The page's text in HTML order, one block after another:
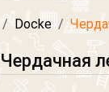
Docke
Чердачная